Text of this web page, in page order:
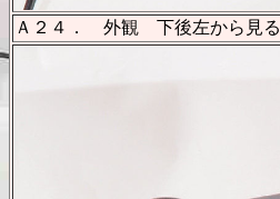
Ａ２４． 外観 下後左から見る